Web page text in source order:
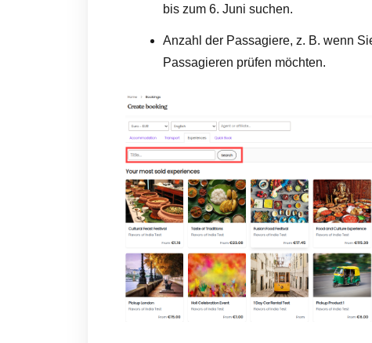
bis zum 6. Juni suchen.
Anzahl der Passagiere, z. B. wenn
Passagieren prüfen möchten.